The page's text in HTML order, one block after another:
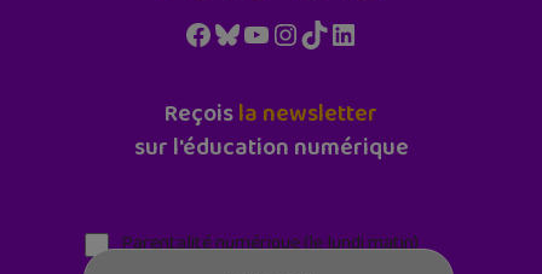
Facebook
Bluesky
YouTube
Instagram
TikTokLinkedIn
Reçoisla newsletter
sur l'éducation numérique
Parentalité numérique (le lundi matin)